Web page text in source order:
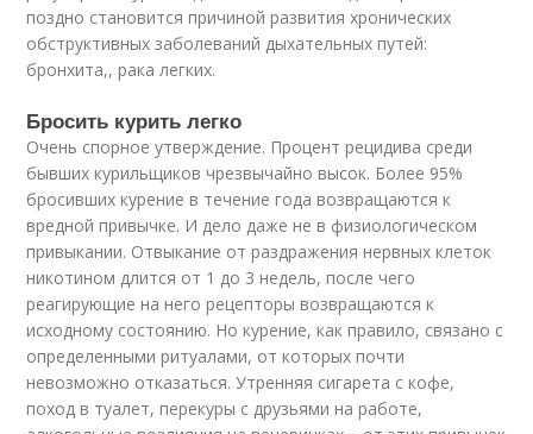
поздно становится причиной развития хронических
обструктивных заболеваний дыхательных путей:
бронхита,, рака легких.
Бросить курить легко
Очень спорное утверждение. Процент рецидива среди
бывших курильщиков чрезвычайно высок. Более 95%
бросивших курение в течение года возвращаются к
вредной привычке. И дело даже не в физиологическом
привыкании. Отвыкание от раздражения нервных клеток
никотином длится от 1 до 3 недель, после чего
реагирующие на него рецепторы возвращаются к
исходному состоянию. Но курение, как правило, связано с
определенными ритуалами, от которых почти
невозможно отказаться. Утренняя сигарета с кофе,
поход в туалет, перекуры с друзьями на работе,